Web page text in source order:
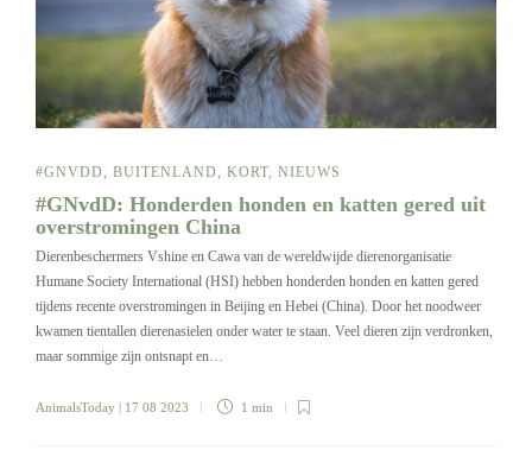
#GNVDD BUITENLAND KORT NIEUWS
#GNvdD: Honderden honden en katten gered uit
overstromingen China
Dierenbeschermers Vshine en Cawa van de wereldwijde dierenorganisatie
Humane Society International (HSI) hebben honderden honden en katten gered
tijdens recente overstromingen in Beijing en Hebei (China). Door het noodweer
kwamen tientallen dierenasielen onder water te staan. Veel dieren zijn verdronken,
maar sommige zijn ontsnapt en…
AnimalsToday | 17 08 2023 1 min